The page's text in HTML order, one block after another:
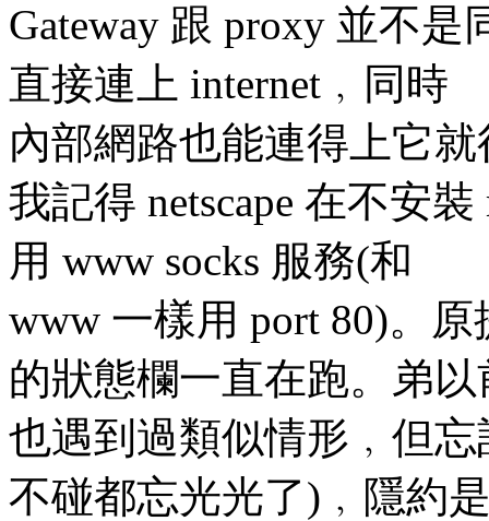
Gateway 跟 proxy 並不
直接連上 internet﹐同時
內部網路也能連得上它就
我記得 netscape 在不安
用 www socks 服務(和
www 一樣用 port 80)。原
的狀態欄一直在跑。弟以
也遇到過類似情形﹐但
不碰都忘光光了)﹐隱約